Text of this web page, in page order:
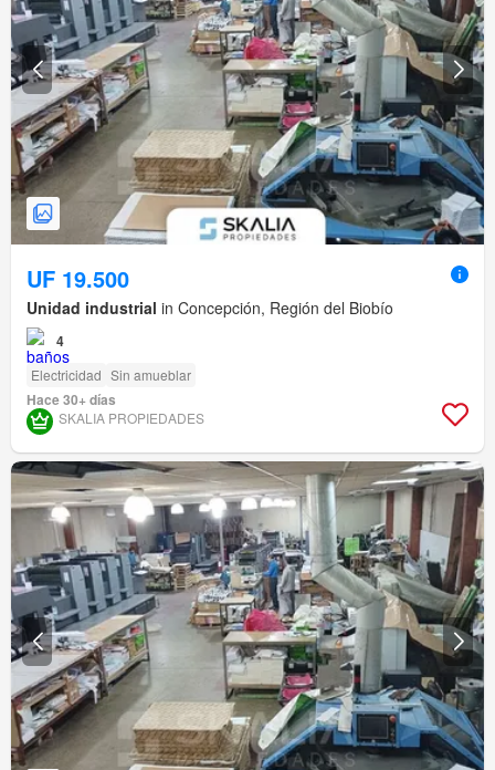
UF 19.500
Unidad industrial in Concepción, Región del Biobío
4
Electricidad Sin amueblar
Hace 30+ días
SKALIA PROPIEDADES